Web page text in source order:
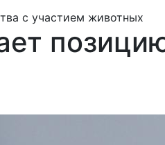
с участием животных